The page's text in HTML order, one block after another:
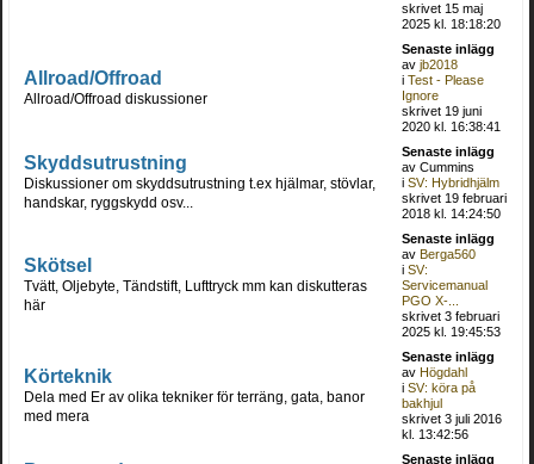
skrivet 15 maj
2025 kl. 18:18:20
Allroad/Offroad
Allroad/Offroad diskussioner
Senaste inlägg
avjb2018
iTest - Please
Ignore
skrivet 19 juni
2020 kl. 16:38:41
Skyddsutrustning
Diskussioner om skyddsutrustning t.ex hjälmar, stövlar,
handskar, ryggskydd osv...
Senaste inlägg
av Cummins
iSV: Hybridhjälm
skrivet 19 februari
2018 kl. 14:24:50
Skötsel
Tvätt, Oljebyte, Tändstift, Lufttryck mm kan diskutteras
här
Senaste inlägg
avBerga560
iSV:
Servicemanual
PGO X-...
skrivet 3 februari
2025 kl. 19:45:53
Körteknik
Dela med Er av olika tekniker för terräng, gata, banor
med mera
Senaste inlägg
avHögdahl
iSV: köra på
bakhjul
skrivet 3 juli 2016
kl. 13:42:56
Senaste inlägg